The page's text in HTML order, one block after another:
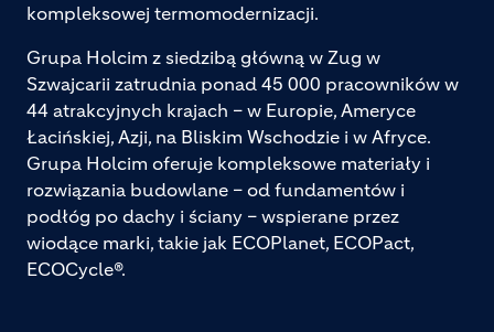
kompleksowej termomodernizacji.
Grupa Holcim z siedzibą główną w Zug w
Szwajcarii zatrudnia ponad 45 000 pracowników w
44 atrakcyjnych krajach – w Europie, Ameryce
Łacińskiej, Azji, na Bliskim Wschodzie i w Afryce.
Grupa Holcim oferuje kompleksowe materiały i
rozwiązania budowlane – od fundamentów i
podłóg po dachy i ściany – wspierane przez
wiodące marki, takie jak ECOPlanet, ECOPact,
ECOCycle®.